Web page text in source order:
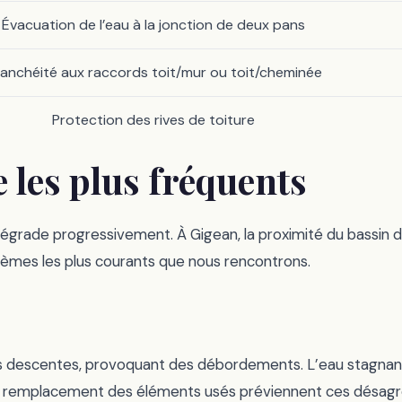
Évacuation de l’eau à la jonction de deux pans
aux raccords toit/mur ou toit/cheminée
Protection des rives de toiture
les plus fréquents
progressivement. À Gigean, la proximité du bassin
les plus courants que nous rencontrons.
provoquant des débordements. L’eau
des éléments usés préviennent ces